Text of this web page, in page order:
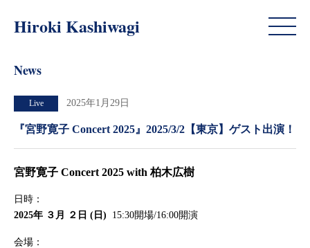
Hiroki Kashiwagi
News
Live 2025年1月29日
『宮野寛子 Concert 2025』2025/3/2【東京】ゲスト出演！
宮野寛子 Concert 2025 with 柏木広樹
日時：
2025年 ３月 ２日 (日)
15:30開場/16:00開演
会場：